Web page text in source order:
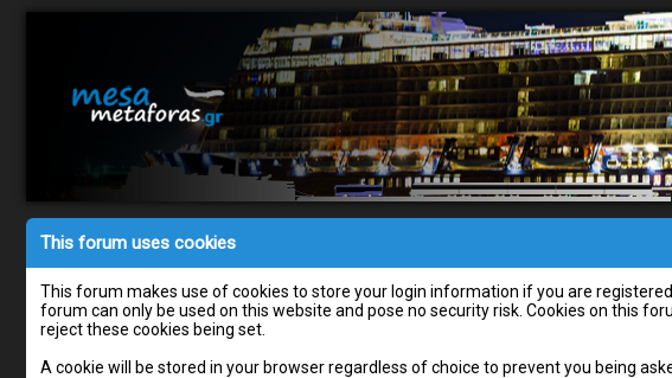
This forum uses cookies
This forum makes use of cookies to store your login information if you are
forum can only be used on this website and pose no security risk. Cookies on this
reject these cookies being set.
A cookie will be stored in your browser regardless of choice to prevent you being